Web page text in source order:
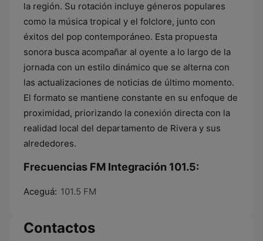
la región. Su rotación incluye géneros populares
como la música tropical y el folclore, junto con
éxitos del pop contemporáneo. Esta propuesta
sonora busca acompañar al oyente a lo largo de la
jornada con un estilo dinámico que se alterna con
las actualizaciones de noticias de último momento.
El formato se mantiene constante en su enfoque de
proximidad, priorizando la conexión directa con la
realidad local del departamento de Rivera y sus
alrededores.
Frecuencias FM Integración 101.5:
Aceguá: 101.5 FM
Contactos